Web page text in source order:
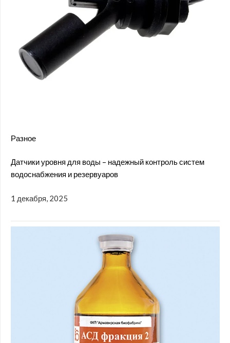
Разное
Датчики уровня для воды – надежный контроль систем
водоснабжения и резервуаров
1 декабря, 2025